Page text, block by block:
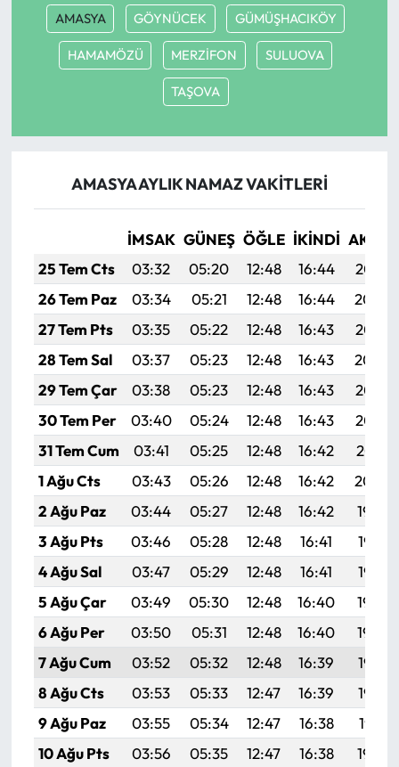
AMASYA GÖYNÜCEK GÜMÜŞHACIKÖY
HAMAMÖZÜ MERZİFON SULUOVA
TAŞOVA
AMASYA AYLIK NAMAZ VAKITLERI
İMSAK GÜNEŞ ÖĞLE İKINDI
25 Tem Cts
03:32 05:20 12:48 16:44
20:07
26 Tem Paz
03:34 05:21 12:48 16:44
20:06
27 Tem Pts
03:35 05:22 12:48 16:43
20:05
28 Tem Sal
03:37 05:23 12:48 16:43
20:04
29 Tem Çar
03:38 05:23 12:48 16:43
20:03
30 Tem Per
03:40 05:24 12:48 16:43
20:02
31 Tem Cum
03:41 05:25 12:48 16:42
20:01
1 Ağu Cts
03:43 05:26 12:48 16:42
20:00
2 Ağu Paz
03:44 05:27 12:48 16:42
19:59
3 Ağu Pts
03:46 05:28 12:48 16:41
19:58
4 Ağu Sal
03:47 05:29 12:48 16:41
19:57
5 Ağu Çar
03:49 05:30 12:48 16:40
19:56
6 Ağu Per
03:50 05:31 12:48 16:40
19:54
7 Ağu Cum
03:52 05:32 12:48 16:39
19:53
8 Ağu Cts
03:53 05:33 12:47 16:39
19:52
9 Ağu Paz
03:55 05:34 12:47 16:38
19:51
10 Ağu Pts
03:56 05:35 12:47 16:38
19:49